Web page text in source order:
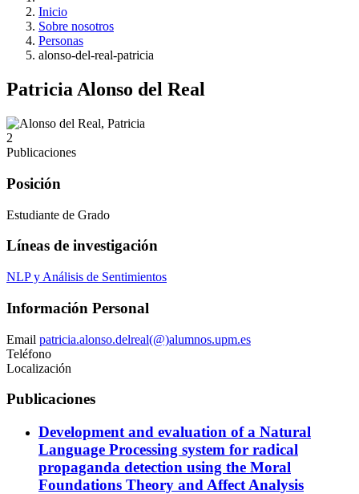
Inicio
Sobre nosotros
Personas
alonso-del-real-patricia
Patricia Alonso del Real
2
Publicaciones
Posición
Estudiante de Grado
Líneas de investigación
NLP y Análisis de Sentimientos
Información Personal
Email patricia.alonso.delreal(@)alumnos.upm.es
Teléfono
Localización
Publicaciones
Development and evaluation of a Natural
Language Processing system for radical
propaganda detection using the Moral
Foundations Theory and Affect Analysis